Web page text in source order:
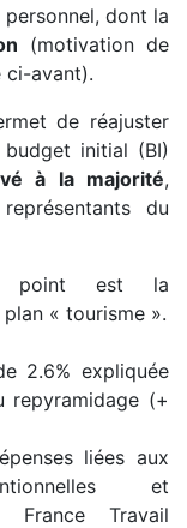
dont la
(motivation de
ci-avant).
de réajuster
initial (BI)
à la majorité,
du
point est la
« tourisme ».
2.6% expliquée
repyramidage (+
liées aux
et
France Travail